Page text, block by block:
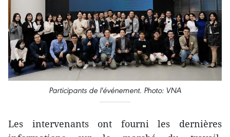
Participants de l'événement. Photo: VNA
Les intervenants ont fourni les dernières